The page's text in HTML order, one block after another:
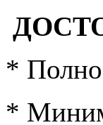
*
*